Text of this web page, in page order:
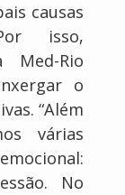
causas
isso,
Med-Rio
o
“Além
várias
No